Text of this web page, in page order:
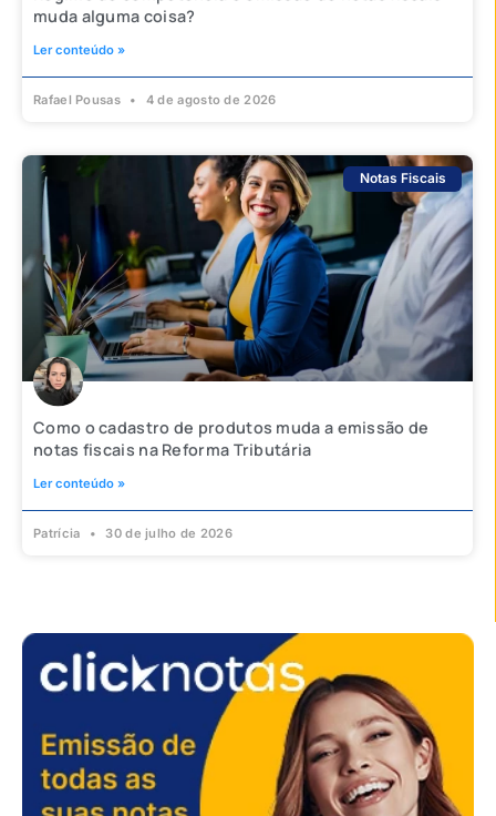
muda alguma coisa?
Ler conteúdo »
Rafael Pousas 4 de agosto de 2026
Notas Fiscais
Como o cadastro de produtos muda a emissão de
notas fiscais na Reforma Tributária
Ler conteúdo »
Patrícia 30 de julho de 2026